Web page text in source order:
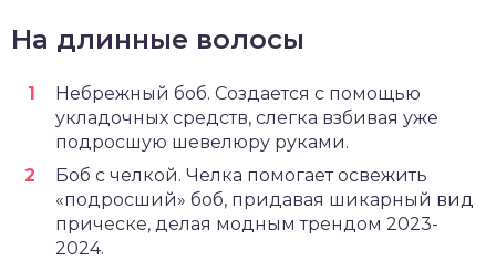
На длинные волосы
Небрежный боб. Создается с помощью
укладочных средств, слегка взбивая уже
подросшую шевелюру руками.
Боб с челкой. Челка помогает освежить
«подросший» боб, придавая шикарный вид
прическе, делая модным трендом 2023-
2024.